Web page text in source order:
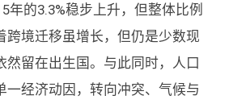
年的3.3%稳步上升，但整体比例
跨境迁移虽增长，但仍是少数现
然留在出生国。与此同时，人口
一经济动因，转向冲突、气候与